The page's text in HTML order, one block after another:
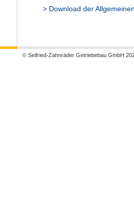
> Download der
© Seifried-Zahnräder Getriebebau GmbH